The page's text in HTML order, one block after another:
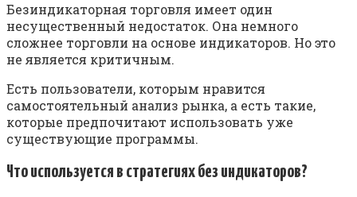
Безиндикаторная торговля имеет один
несущественный недостаток. Она немного
сложнее торговли на основе индикаторов. Но это
не является критичным.
Есть пользователи, которым нравится
самостоятельный анализ рынка, а есть такие,
которые предпочитают использовать уже
существующие программы.
Что используется в стратегиях без индикаторов?